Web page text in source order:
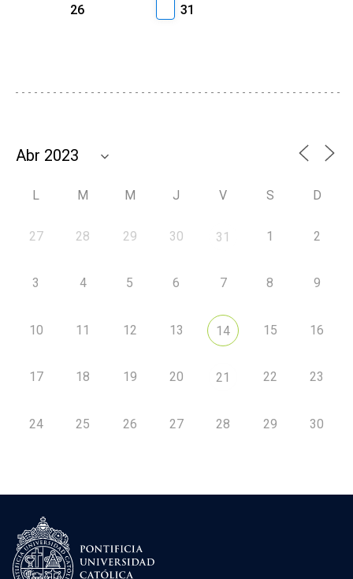
26
31
L M M J V S D
27 28 29 30 31 1 2
3 4 5 6 7 8 9
10 11 12 13 14 15 16
17 18 19 20 21 22 23
24 25 26 27 28 29 30